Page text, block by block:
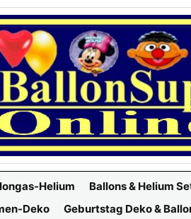
Helium Ballons & Helium
Deko Geburtstag Deko &